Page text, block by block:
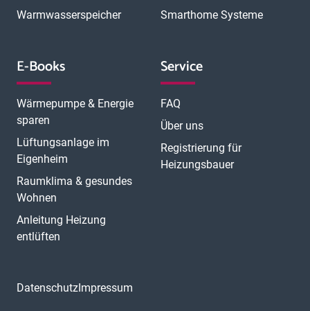
Warmwasserspeicher
Smarthome Systeme
E-Books
Wärmepumpe & Energie
sparen
Lüftungsanlage im
Eigenheim
Raumklima & gesundes
Wohnen
Anleitung Heizung
entlüften
Service
FAQ
Über uns
Registrierung für
Heizungsbauer
DatenschutzImpressum